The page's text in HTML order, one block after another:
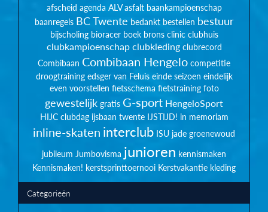
afscheid agenda ALV asfalt baankampioenschap
baanregels BC Twente bedankt bestellen bestuur
bijscholing bioracer boek brons clinic clubhuis
clubkampioenschapclubkleding clubrecord
Combibaan Combibaan Hengelo competitie
droogtraining edsger van Feluis einde seizoen eindelijk
even voorstellen fietsschema fietstraining foto
gewestelijk gratis G-sport HengeloSport
HIJC clubdag ijsbaan twente IJSTIJD! in memoriam
inline-skaten interclub ISU jade groenewoud
jubileum Jumbovisma junioren kennismaken
Kennismaken! kerstsprinttoernooi Kerstvakantie kleding
Categorieën